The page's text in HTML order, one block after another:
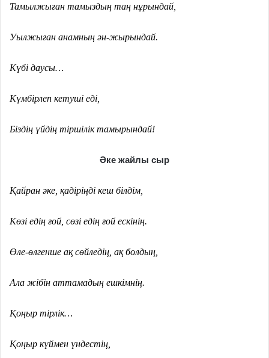
Тамылжыған тамыздың таң нұрындай,
Уылжыған анамның ән-жырындай.
Күбі даусы…
Күмбірлеп кетуші еді,
Біздің үйдің тіршілік тамырындай!
Әке жайлы сыр
Қайран әке, қадіріңді кеш білдім,
Көзі едің ғой, сөзі едің ғой ескінің.
Өле-өлгенше ақ сөйледің, ақ болдың,
Ала жібін аттамадың ешкімнің.
Қоңыр тірлік…
Қоңыр күймен үндестің,